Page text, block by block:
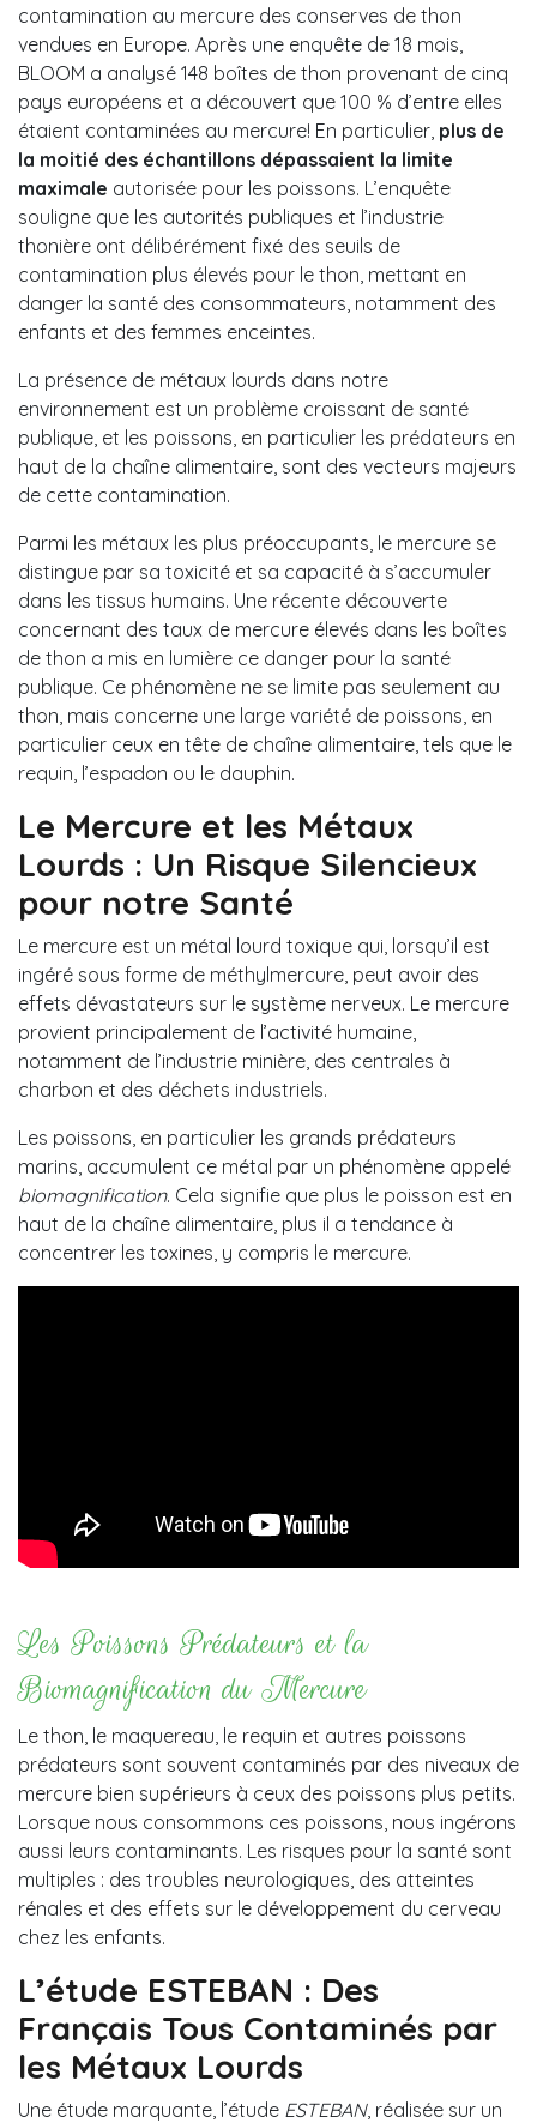
contamination au mercure des conserves de thon
vendues en Europe. Après une enquête de 18 mois,
BLOOM a analysé 148 boîtes de thon provenant de cinq
pays européens et a découvert que 100 % d’entre elles
étaient contaminées au mercure! En particulier, plus de
la moitié des échantillons dépassaient la limite
maximale autorisée pour les poissons. L’enquête
souligne que les autorités publiques et l’industrie
thonière ont délibérément fixé des seuils de
contamination plus élevés pour le thon, mettant en
danger la santé des consommateurs, notamment des
enfants et des femmes enceintes.
La présence de métaux lourds dans notre
environnement est un problème croissant de santé
publique, et les poissons, en particulier les prédateurs en
haut de la chaîne alimentaire, sont des vecteurs majeurs
de cette contamination.
Parmi les métaux les plus préoccupants, le mercure se
distingue par sa toxicité et sa capacité à s’accumuler
dans les tissus humains. Une récente découverte
concernant des taux de mercure élevés dans les boîtes
de thon a mis en lumière ce danger pour la santé
publique. Ce phénomène ne se limite pas seulement au
thon, mais concerne une large variété de poissons, en
particulier ceux en tête de chaîne alimentaire, tels que le
requin, l’espadon ou le dauphin.
Le Mercure et les Métaux
Lourds : Un Risque Silencieux
pour notre Santé
Le mercure est un métal lourd toxique qui, lorsqu’il est
ingéré sous forme de méthylmercure, peut avoir des
effets dévastateurs sur le système nerveux. Le mercure
provient principalement de l’activité humaine,
notamment de l’industrie minière, des centrales à
charbon et des déchets industriels.
Les poissons, en particulier les grands prédateurs
marins, accumulent ce métal par un phénomène appelé
biomagnification. Cela signifie que plus le poisson est en
haut de la chaîne alimentaire, plus il a tendance à
concentrer les toxines, y compris le mercure.
Les Poissons Prédateurs et la
Biomagnification du Mercure
Le thon, le maquereau, le requin et autres poissons
prédateurs sont souvent contaminés par des niveaux de
mercure bien supérieurs à ceux des poissons plus petits.
Lorsque nous consommons ces poissons, nous ingérons
aussi leurs contaminants. Les risques pour la santé sont
multiples : des troubles neurologiques, des atteintes
rénales et des effets sur le développement du cerveau
chez les enfants.
L’étude ESTEBAN : Des
Français Tous Contaminés par
les Métaux Lourds
Une étude marquante, l’étude ESTEBAN, réalisée sur un